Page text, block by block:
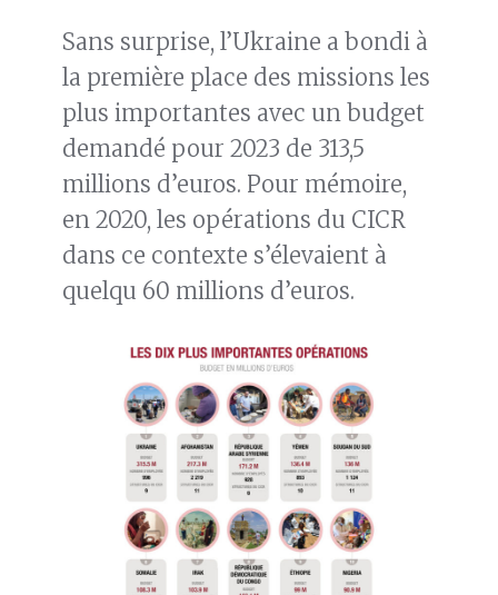
Sans surprise, l’Ukraine a bondi à
la première place des missions les
plus importantes avec un budget
demandé pour 2023 de 313,5
millions d’euros. Pour mémoire,
en 2020, les opérations du CICR
dans ce contexte s’élevaient à
quelqu 60 millions d’euros.